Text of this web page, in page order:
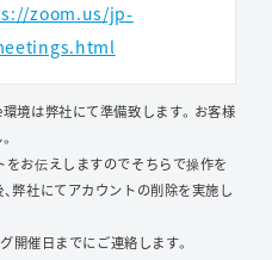
zoom.us/jp-
は弊社にて準備致します。お客様
お伝えしますのでそちらで操作を
弊社にてアカウントの削除を実施し
催日までにご連絡します。